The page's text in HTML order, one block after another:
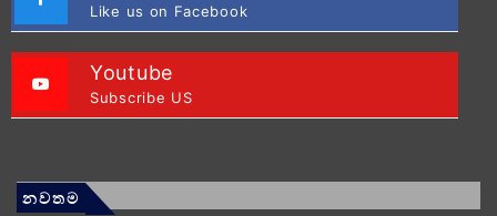
Like us on Facebook
Youtube
Subscribe US
නවතම